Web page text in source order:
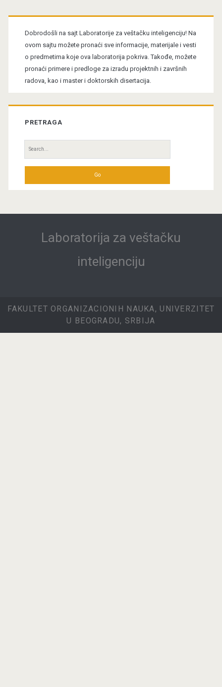
Primary
Sidebar
Dobrodošli na sajt Laboratorije za veštačku inteligenciju! Na
ovom sajtu možete pronaći sve informacije, materijale i vesti
o predmetima koje ova laboratorija pokriva. Takođe, možete
pronaći primere i predloge za izradu projektnih i završnih
radova, kao i master i doktorskih disertacija.
PRETRAGA
Search
for:
Laboratorija za veštačku
inteligenciju
FAKULTET ORGANIZACIONIH NAUKA, UNIVERZITET
U BEOGRADU, SRBIJA